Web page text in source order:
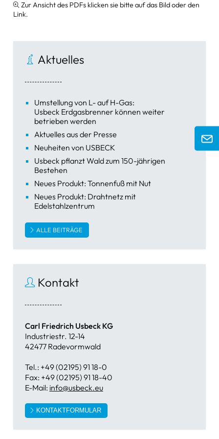
Zangen & Scheren
Schüsseln & Schalen
Wasserstrahlpumpen
Ersatzteile & Zubehör
sonstige Artikel
Zur Ansicht des PDFs klicken sie bitte auf das Bild oder den
Link.
Aktuelles
Umstellung von L- auf H-Gas:
Usbeck Erdgasbrenner können weiter
betrieben werden
Aktuelles aus der Presse
Neuheiten von USBECK
Usbeck pflanzt Wald zum 150-jährigen
Bestehen
Neues Produkt: Tonnenfuß mit Nut
Neues Produkt: Drahtnetz mit
Edelstahlzentrum
ALLE BEITRÄGE
Kontakt
Carl Friedrich Usbeck KG
Industriestr. 12-14
42477 Radevormwald
Tel.: +49 (02195) 91 18-0
Fax: +49 (02195) 91 18-40
E-Mail: info@usbeck.eu
KONTAKTFORMULAR